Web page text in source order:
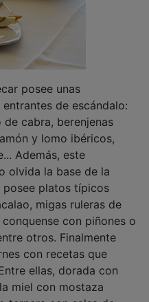
de escándalo:
cabra, berenjenas
y lomo ibéricos,
Además, este
olvida la base de la
posee platos típicos
migas ruleras de
con piñones o
otros. Finalmente
con recetas que
ellas, dorada con
miel con mostaza
con salsa de